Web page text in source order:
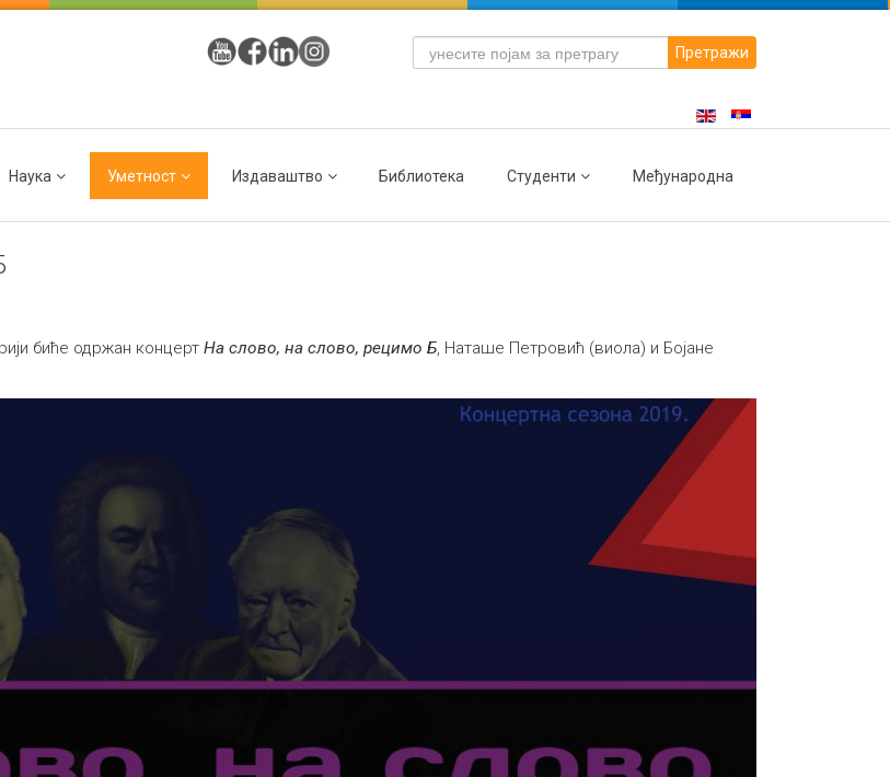
Претражи
Наука Уметност Издаваштво Библиотека Студенти Међународна
биће одржан концерт На слово, на слово, рецимо Б, Наташе Петровић (виола) и Бојане